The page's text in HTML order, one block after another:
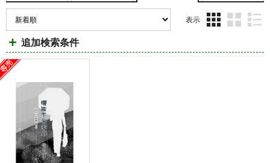
表示
ム
ム
ム
追加検索条件